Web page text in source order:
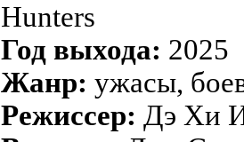
Hunters
Год выхода: 2025
Жанр: ужасы,
Режиссер: Дэ Хи